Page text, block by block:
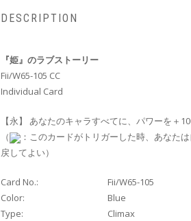
DESCRIPTION
『姫』のラブストーリー
Fii/W65-105 CC
Individual Card
【永】 あなたのキャラすべてに、パワーを＋
（
：このカードがトリガーした時、あなた
戻してよい）
Card No.: Fii/W65-105
Color:
Blue
Type:
Climax